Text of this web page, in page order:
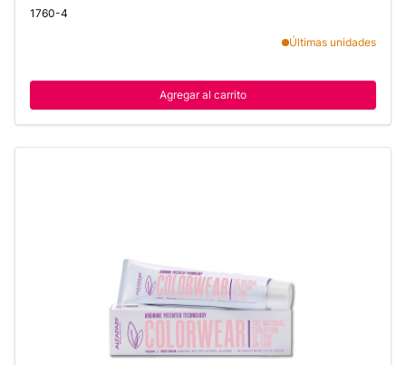
1760-4
Últimas unidades
Agregar al carrito